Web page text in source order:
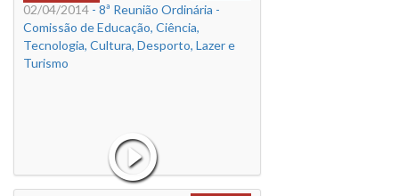
02/04/2014 - 8ª Reunião Ordinária -
Comissão de Educação, Ciência,
Tecnologia, Cultura, Desporto, Lazer e
Turismo